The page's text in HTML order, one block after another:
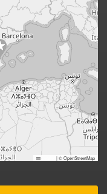
|© OpenStreetMap